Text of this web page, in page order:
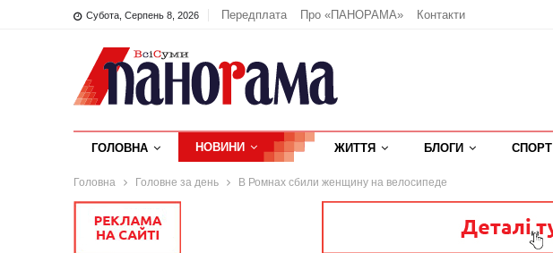
Субота, Серпень 8, 2026 Передплата Про «ПАНОРАМА» Контакти
ГОЛОВНА НОВИНИ ЖИТТЯ БЛОГИ СПОРТ
Головна Головне за день В Ромнах сбили женщину на велосипеде